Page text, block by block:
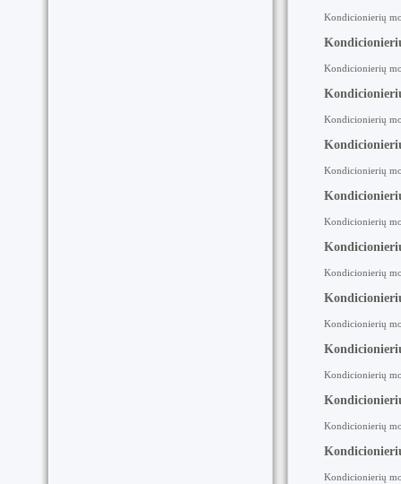
Kondicionierių
Kondicionierių
Kondicionierių
Kondicionierių
Kondicionierių
Kondicionierių
Kondicionierių
Kondicionierių
Kondicionierių
Kondicionierių